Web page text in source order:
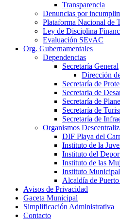
Transparencia
Denuncias por
Plataforma Nacional de
Ley de Disciplina
Evaluación SEvAC
Org. Gubernamentales
Dependencias
Secretaría General
Dirección
Secretaría de
Secretaria de
Secretaría de
Secretaría de
Secretaría de
Organismos
DIF Playa del
Instituto de la
Instituto del
Instituto de las
Instituto
Alcaldía de
Avisos de Privacidad
Gaceta Municipal
Simplificación Administrativa
Contacto